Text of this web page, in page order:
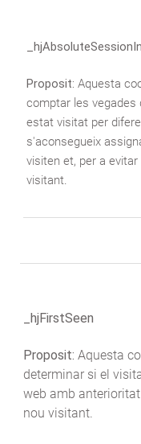
Proposit: Aquesta
comptar les vegades
estat visitat per
s'aconsegueix
visiten et, per a evitar
visitant.
_hjFirstSeen
Proposit: Aquesta
determinar si el
web amb
nou visitant.